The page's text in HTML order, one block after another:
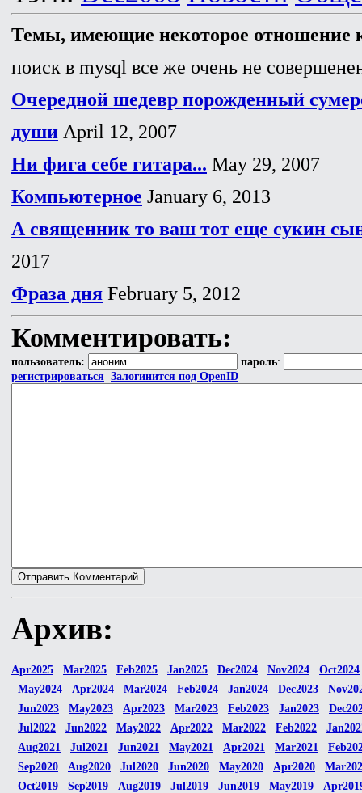
Темы, имеющие некоторое отношение
поиск в mysql все же очень не
Очередной шедевр порожденный
души April 12, 2007
Ни фига себе гитара... May 29, 2007
Компьютерное January 6, 2013
А священник то ваш тот еще сукин
2017
Фраза дня February 5, 2012
Комментировать:
пользователь: пароль:
регистрироваться Залогинится под OpenID
Архив:
Apr2025 Mar2025 Feb2025 Jan2025 Dec2024 Nov2024
Oct2024
May2024
Apr2024 Mar2024 Feb2024 Jan2024 Dec2023
Jun2023
May2023 Apr2023 Mar2023 Feb2023 Jan2023
Jul2022
Jun2022 May2022 Apr2022 Mar2022 Feb2022
Aug2021
Jul2021 Jun2021 May2021 Apr2021 Mar2021
Sep2020
Aug2020 Jul2020 Jun2020 May2020 Apr2020
Oct2019
Sep2019 Aug2019 Jul2019 Jun2019 May2019